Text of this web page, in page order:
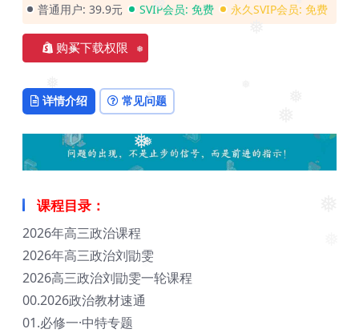
❅
❅
❅
❅
❅
❅
❅
❅
❅
普通用户: 39.9元 SVIP会员: 免费 永久SVIP会员: 免费
购买下载权限
详情介绍 常见问题
课程目录：
2026年高三政治课程
2026年高三政治刘勖雯
2026高三政治刘勖雯一轮课程
00.2026政治教材速通
01.必修一·中特专题